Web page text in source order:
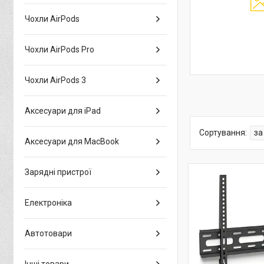
Чохли AirPods
Чохли AirPods Pro
Чохли AirPods 3
Аксесуари для iPad
Аксесуари для MacBook
Зарядні пристрої
Електроніка
Автотовари